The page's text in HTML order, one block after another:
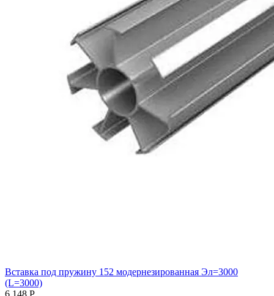
Вставка под пружину 152 модернезированная Эл=3000
(L=3000)
6 148 Р